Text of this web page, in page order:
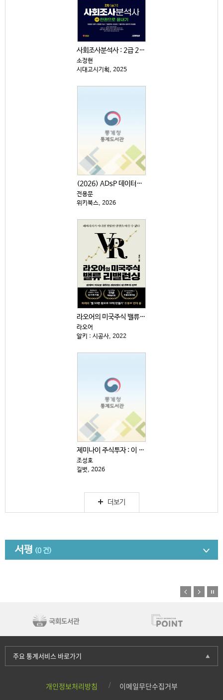
사회조사분석사 : 2급 2차|실기 : 한권으로 끝내기
소정현
시대고시기획, 2025
(2026) ADsP 데이터분석 준전문가 : 최신 기출...
전용문
위키북스, 2026
라오어의 미국주식 밸류 리밸런싱 : 경제적 자유로 향하...
라오어
알키 : 시공사, 2022
제미나이 주식투자 : 이 주식 살까, 말까?
조성호
길벗, 2026
더보기
서평 (0 건)
개인정보처리방침 이메일무단수집거부
주요 통계서비스 바로가기